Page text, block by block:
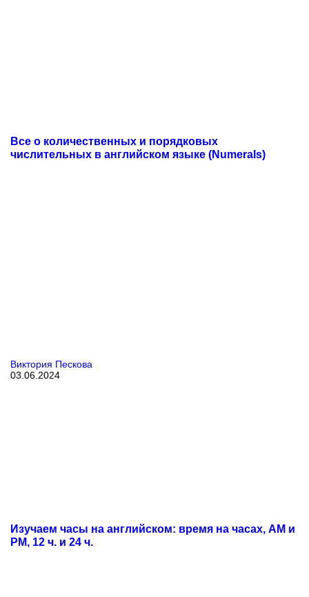
Все о количественных и порядковых
числительных в английском языке (Numerals)
Виктория Пескова
03.06.2024
Изучаем часы на английском: время на часах, AM и
PM, 12 ч. и 24 ч.